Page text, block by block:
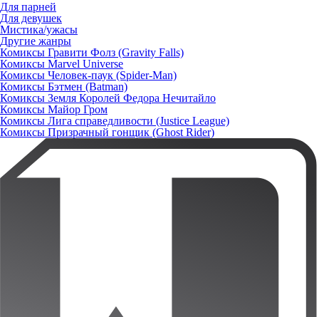
Для парней
Для девушек
Мистика/ужасы
Другие жанры
Комиксы Гравити Фолз (Gravity Falls)
Комиксы Marvel Universe
Комиксы Человек-паук (Spider-Man)
Комиксы Бэтмен (Batman)
Комиксы Земля Королей Федора Нечитайло
Комиксы Майор Гром
Комиксы Лига справедливости (Justice League)
Комиксы Призрачный гонщик (Ghost Rider)